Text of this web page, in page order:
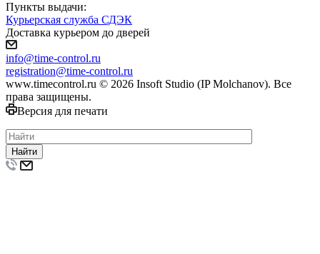
Пункты выдачи:
Курьерская служба СДЭК
Доставка курьером до дверей
info@time-control.ru
registration@time-control.ru
www.timecontrol.ru © 2026 Insoft Studio (IP Molchanov). Все
права защищены.
Версия для печати
Найти